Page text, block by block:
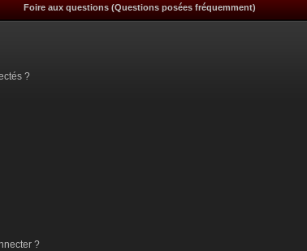
Foire aux questions (Questions posées fréquemment)
?
?